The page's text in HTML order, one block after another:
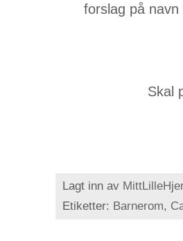
forslag på
Skal
Lagt inn av
Etiketter: Barnerom,